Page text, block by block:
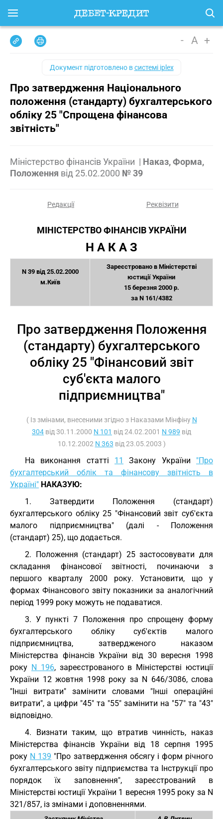
- A +
Документ підготовлено всистемі iplex
Про затвердження Національного
положення (стандарту) бухгалтерського
обліку 25 "Спрощена фінансова
звітність"
Міністерство фінансів України | Наказ, Форма,
Положення від 25.02.2000 № 39
Редакції Реквізити
МІНІСТЕРСТВО ФІНАНСІВ УКРАЇНИ
Н А К А З
N 39 від 25.02.2000
м.Київ
Зареєстровано в Міністерстві
юстиції України
15 березня 2000 р.
за N 161/4382
Про затвердження Положення
(стандарту) бухгалтерського
обліку 25 "Фінансовий звіт
суб'єкта малого
підприємництва"
( Із змінами, внесеними згідно з Наказами Мінфіну N
304 від 30.11.2000 N 101 від 24.02.2001 N 989 від
10.12.2002 N 363 від 23.05.2003 )
На виконання статті 11 Закону України "Про
бухгалтерський облік та фінансову звітність в
Україні" НАКАЗУЮ:
1. Затвердити Положення (стандарт)
бухгалтерського обліку 25 "Фінансовий звіт суб'єкта
малого підприємництва" (далі - Положення
(стандарт) 25), що додається.
2. Положення (стандарт) 25 застосовувати для
складання фінансової звітності, починаючи з
першого кварталу 2000 року. Установити, що у
формах Фінансового звіту показники за аналогічний
період 1999 року можуть не подаватися.
3. У пункті 7 Положення про спрощену форму
бухгалтерського обліку суб'єктів малого
підприємництва, затвердженого наказом
Міністерства фінансів України від 30 вересня 1998
року N 196, зареєстрованого в Міністерстві юстиції
України 12 жовтня 1998 року за N 646/3086, слова
"Інші витрати" замінити словами "Інші операційні
витрати", а цифри "45" та "55" замінити на "57" та "43"
відповідно.
4. Визнати таким, що втратив чинність, наказ
Міністерства фінансів України від 18 серпня 1995
року N 139 "Про затвердження обсягу і форм річного
бухгалтерського звіту підприємства та Інструкції про
порядок їх заповнення", зареєстрований в
Міністерстві юстиції України 1 вересня 1995 року за N
321/857, із змінами і доповненнями.